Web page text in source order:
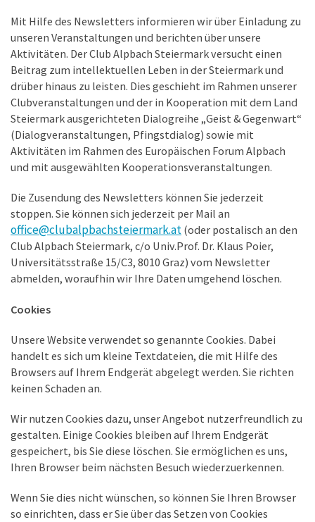
Mit Hilfe des Newsletters informieren wir über Einladung zu
unseren Veranstaltungen und berichten über unsere
Aktivitäten. Der Club Alpbach Steiermark versucht einen
Beitrag zum intellektuellen Leben in der Steiermark und
drüber hinaus zu leisten. Dies geschieht im Rahmen unserer
Clubveranstaltungen und der in Kooperation mit dem Land
Steiermark ausgerichteten Dialogreihe „Geist & Gegenwart“
(Dialogveranstaltungen, Pfingstdialog) sowie mit
Aktivitäten im Rahmen des Europäischen Forum Alpbach
und mit ausgewählten Kooperationsveranstaltungen.
Die Zusendung des Newsletters können Sie jederzeit
stoppen. Sie können sich jederzeit per Mail an
office@clubalpbachsteiermark.at (oder postalisch an den
Club Alpbach Steiermark, c/o Univ.Prof. Dr. Klaus Poier,
Universitätsstraße 15/C3, 8010 Graz) vom Newsletter
abmelden, woraufhin wir Ihre Daten umgehend löschen.
Cookies
Unsere Website verwendet so genannte Cookies. Dabei
handelt es sich um kleine Textdateien, die mit Hilfe des
Browsers auf Ihrem Endgerät abgelegt werden. Sie richten
keinen Schaden an.
Wir nutzen Cookies dazu, unser Angebot nutzerfreundlich zu
gestalten. Einige Cookies bleiben auf Ihrem Endgerät
gespeichert, bis Sie diese löschen. Sie ermöglichen es uns,
Ihren Browser beim nächsten Besuch wiederzuerkennen.
Wenn Sie dies nicht wünschen, so können Sie Ihren Browser
so einrichten, dass er Sie über das Setzen von Cookies